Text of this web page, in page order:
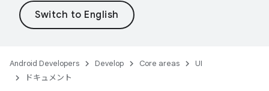
Android Developers Develop Core areas
UI
ドキュメント